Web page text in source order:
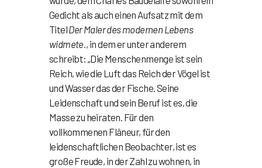
Gedicht als auch einen Aufsatz mit dem
TitelDer Maler des modernen Lebens
widmete., in dem er unter anderem
schreibt: „Die Menschenmenge ist sein
Reich, wie die Luft das Reich der Vögel ist
und Wasser das der Fische. Seine
Leidenschaft und sein Beruf ist es, die
Masse zu heiraten. Für den
vollkommenen Flâneur, für den
leidenschaftlichen Beobachter, ist es
große Freude, in der Zahl zu wohnen, in